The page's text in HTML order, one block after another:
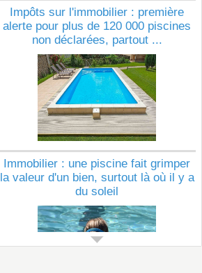
Impôts sur l'immobilier : première
alerte pour plus de 120 000 piscines
non déclarées, partout ...
Immobilier : une piscine fait grimper
la valeur d'un bien, surtout là où il y a
du soleil